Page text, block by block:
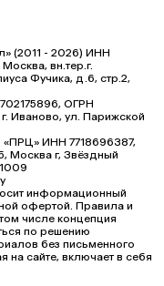
(2011 - 2026) ИНН
вн.тер.г.
Фучика, д.6, стр.2,
ОГРН
Иваново, ул. Парижской
«ПРЦ» ИНН 7718696387,
Москва г, Звёздный
информационный
офертой. Правила и
числе концепция
по решению
без письменного
сайте, включает в себя